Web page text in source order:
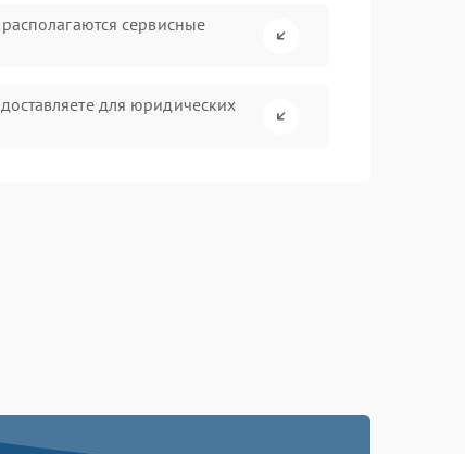
сервисные
для юридических